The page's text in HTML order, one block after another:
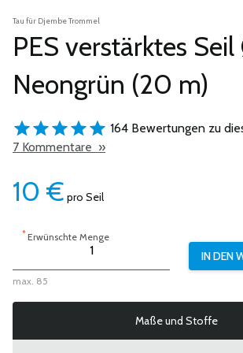
Tau für Djembe Trommel
PES verstärktes
Neongrün (20 m)
164 Bewertungen zu
7 Kommentare »
10 € pro Seil
*Erwünschte Menge
max. 85
Maße und Stoffe